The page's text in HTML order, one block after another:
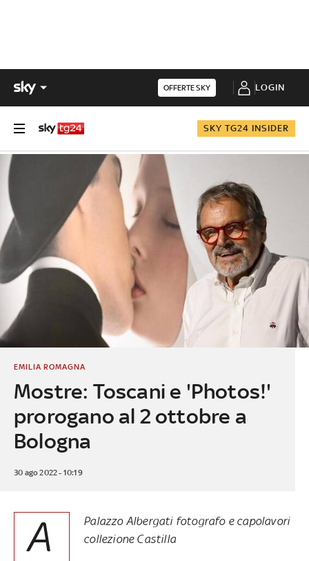
OFFERTE SKY LOGIN
SKY TG24 INSIDER
Mostre: Toscani e 'Photos!'
prorogano al 2 ottobre a
Bologna
EMILIA ROMAGNA
30 ago 2022 - 10:19
A
Palazzo Albergati fotografo e capolavori
collezione Castilla